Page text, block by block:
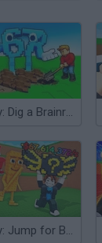
Obby: Dig a Brainrots
Obby: Jump for Brainrots!